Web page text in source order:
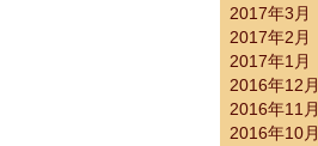
2017年3月
2017年2月
2017年1月
2016年12月
2016年11月
2016年10月